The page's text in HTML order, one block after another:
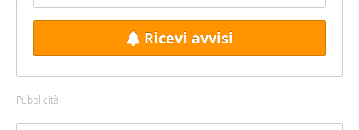
Ricevi avvisi
Pubblicità